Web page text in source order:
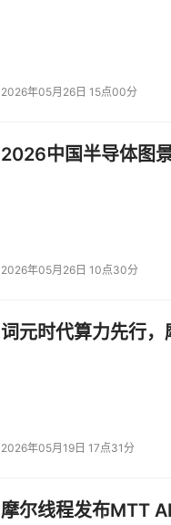
2026年05月26日 15点00分
2026中国半导体图
2026年05月26日 10点30分
词元时代算力先行
2026年05月19日 17点31分
摩尔线程发布MTT